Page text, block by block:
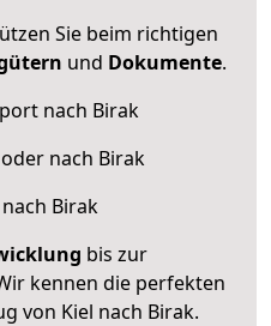
Sie beim richtigen
und Dokumente.
nach Birak
nach Birak
nach Birak
bis zur
kennen die perfekten
von Kiel nach Birak.